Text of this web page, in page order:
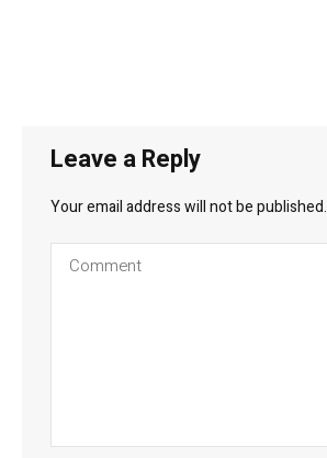
Leave a Reply
Your email address will not be published.